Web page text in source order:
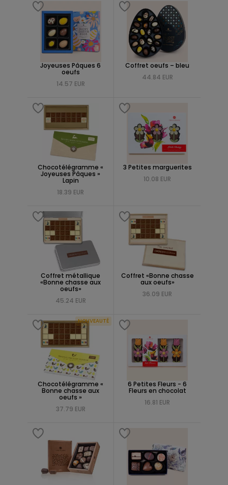
Joyeuses Pâques 6
oeufs
14.57 EUR
Coffret oeufs – bleu
44.84 EUR
Chocotélégramme «
Joyeuses Pâques »
Lapin
18.39 EUR
3 Petites marguerites
10.08 EUR
Coffret métallique
«Bonne chasse aux
oeufs»
45.24 EUR
Coffret «Bonne chasse
aux oeufs»
36.09 EUR
NOUVEAUTÉ
Chocotélégramme «
Bonne chasse aux
oeufs »
37.79 EUR
6 Petites Fleurs - 6
Fleurs en chocolat
16.81 EUR